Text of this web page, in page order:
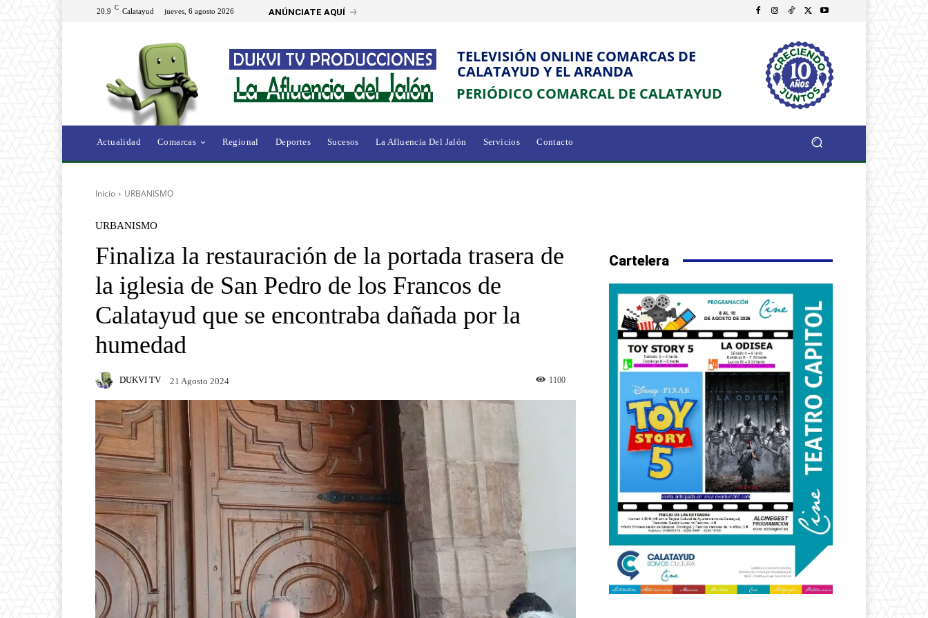
20.9 C Calatayud jueves, 6 agosto 2026 ANÚNCIATE AQUÍ
TELEVISIÓN ONLINE COMARCAS DE
CALATAYUD Y EL ARANDA
PERIÓDICO COMARCAL DE CALATAYUD
Actualidad Comarcas Regional Deportes Sucesos La Afluencia Del Jalón Servicios Contacto
Inicio URBANISMO
URBANISMO
Finaliza la restauración de la portada trasera de
la iglesia de San Pedro de los Francos de
Calatayud que se encontraba dañada por la
humedad
DUKVI TV 21 Agosto 2024 1100
Cartelera